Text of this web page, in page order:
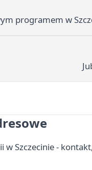
programem w
Szczecinie -